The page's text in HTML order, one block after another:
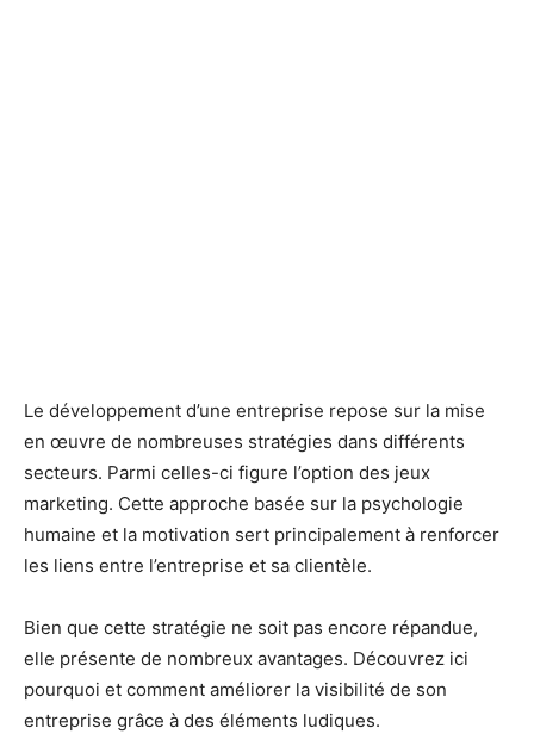
Le développement d’une entreprise repose sur la mise
en œuvre de nombreuses stratégies dans différents
secteurs. Parmi celles-ci figure l’option des jeux
marketing. Cette approche basée sur la psychologie
humaine et la motivation sert principalement à renforcer
les liens entre l’entreprise et sa clientèle.
Bien que cette stratégie ne soit pas encore répandue,
elle présente de nombreux avantages. Découvrez ici
pourquoi et comment améliorer la visibilité de son
entreprise grâce à des éléments ludiques.